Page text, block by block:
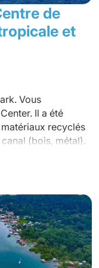
de
et
Vous
Il a été
recyclés
(bois, métal).
où vous
jungle et observer
de la nature
long de la célèbre
pour les
pourrez
(singes
fourmiliers,